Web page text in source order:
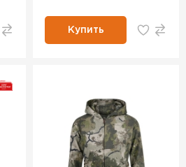
Купить